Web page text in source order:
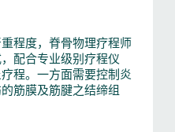
程度，脊骨物理疗程师
配合专业级别疗程仪
程。一方面需要控制炎
筋膜及筋腱之结缔组